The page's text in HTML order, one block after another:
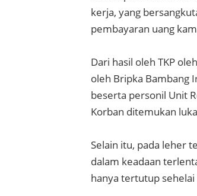
kerja, yang
pembayaran uang
Dari hasil oleh TKP
oleh Bripka Bambang
beserta personil Unit
Korban ditemukan
Selain itu, pada leher
dalam keadaan
hanya tertutup sehelai